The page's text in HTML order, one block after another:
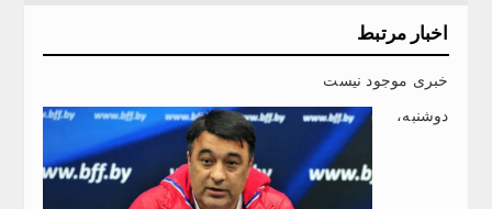
اخبار مرتبط
خبری موجود نیست
دوشنبه،